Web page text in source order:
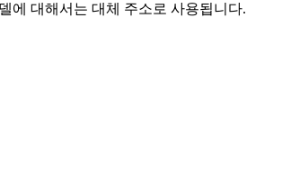
에 대해서는 대체 주소로 사용됩니다.